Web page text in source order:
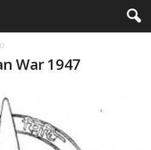
War 1947